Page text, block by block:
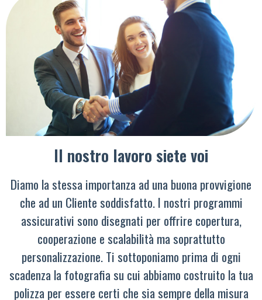
Il nostro lavoro siete voi
Diamo la stessa importanza ad una buona provvigione
che ad un Cliente soddisfatto. I nostri programmi
assicurativi sono disegnati per offrire copertura,
cooperazione e scalabilità ma soprattutto
personalizzazione. Ti sottoponiamo prima di ogni
scadenza la fotografia su cui abbiamo costruito la tua
polizza per essere certi che sia sempre della misura